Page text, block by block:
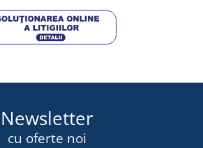
Newsletter
cu oferte noi